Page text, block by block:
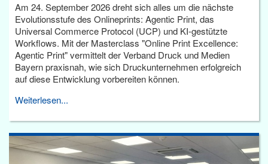
Am 24. September 2026 dreht sich alles um die nächste
Evolutionsstufe des Onlineprints: Agentic Print, das
Universal Commerce Protocol (UCP) und KI-gestützte
Workflows. Mit der Masterclass "Online Print Excellence:
Agentic Print" vermittelt der Verband Druck und Medien
Bayern praxisnah, wie sich Druckunternehmen erfolgreich
auf diese Entwicklung vorbereiten können.
Weiterlesen...